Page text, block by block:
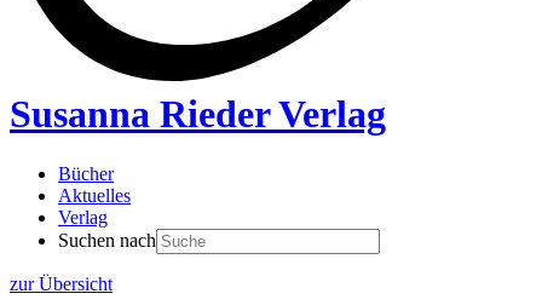
Susanna Rieder Verlag
Bücher
Aktuelles
Verlag
Suchen nach
zur Übersicht